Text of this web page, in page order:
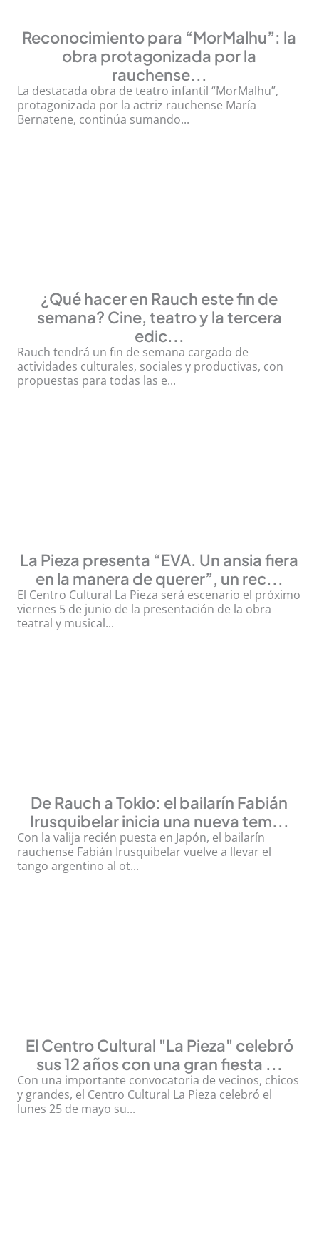
Reconocimiento para “MorMalhu”: la
obra protagonizada por la
rauchense...
La destacada obra de teatro infantil “MorMalhu”,
protagonizada por la actriz rauchense María
Bernatene, continúa sumando...
¿Qué hacer en Rauch este fin de
semana? Cine, teatro y la tercera
edic...
Rauch tendrá un fin de semana cargado de
actividades culturales, sociales y productivas, con
propuestas para todas las e...
La Pieza presenta “EVA. Un ansia fiera
en la manera de querer”, un rec...
El Centro Cultural La Pieza será escenario el próximo
viernes 5 de junio de la presentación de la obra
teatral y musical...
De Rauch a Tokio: el bailarín Fabián
Irusquibelar inicia una nueva tem...
Con la valija recién puesta en Japón, el bailarín
rauchense Fabián Irusquibelar vuelve a llevar el
tango argentino al ot...
El Centro Cultural "La Pieza" celebró
sus 12 años con una gran fiesta ...
Con una importante convocatoria de vecinos, chicos
y grandes, el Centro Cultural La Pieza celebró el
lunes 25 de mayo su...